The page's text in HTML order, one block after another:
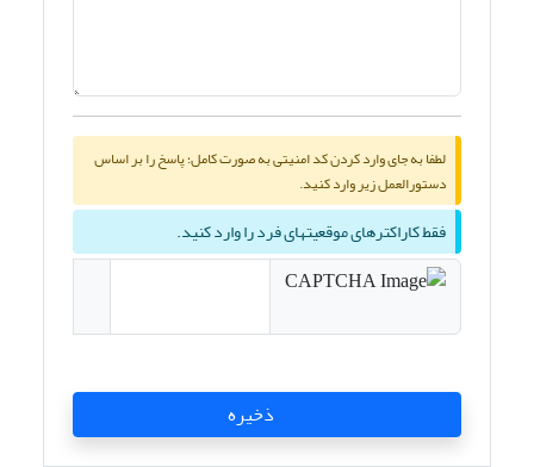
لطفا به جای وارد کردن کد امنیتی به صورت کامل؛ پاسخ را بر اساس
دستورالعمل زیر وارد کنید.
فقط کاراکترهای موقعیتهای فرد را وارد کنید.
ذخیره